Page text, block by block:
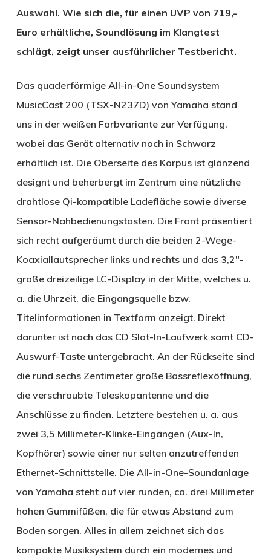
Auswahl. Wie sich die, für einen UVP von 719,-
Euro erhältliche, Soundlösung im Klangtest
schlägt, zeigt unser ausführlicher Testbericht.
Das quaderförmige All-in-One Soundsystem
MusicCast 200 (TSX-N237D) von Yamaha stand
uns in der weißen Farbvariante zur Verfügung,
wobei das Gerät alternativ noch in Schwarz
erhältlich ist. Die Oberseite des Korpus ist glänzend
designt und beherbergt im Zentrum eine nützliche
drahtlose Qi-kompatible Ladefläche sowie diverse
Sensor-Nahbedienungstasten. Die Front präsentiert
sich recht aufgeräumt durch die beiden 2-Wege-
Koaxiallautsprecher links und rechts und das 3,2″-
große dreizeilige LC-Display in der Mitte, welches u.
a. die Uhrzeit, die Eingangsquelle bzw.
Titelinformationen in Textform anzeigt. Direkt
darunter ist noch das CD Slot-In-Laufwerk samt CD-
Auswurf-Taste untergebracht. An der Rückseite sind
die rund sechs Zentimeter große Bassreflexöffnung,
die verschraubte Teleskopantenne und die
Anschlüsse zu finden. Letztere bestehen u. a. aus
zwei 3,5 Millimeter-Klinke-Eingängen (Aux-In,
Kopfhörer) sowie einer nur selten anzutreffenden
Ethernet-Schnittstelle. Die All-in-One-Soundanlage
von Yamaha steht auf vier runden, ca. drei Millimeter
hohen Gummifüßen, die für etwas Abstand zum
Boden sorgen. Alles in allem zeichnet sich das
kompakte Musiksystem durch ein modernes und